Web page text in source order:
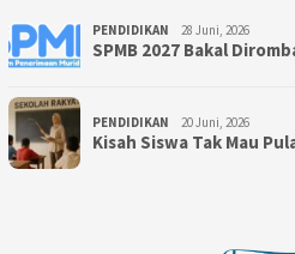
PENDIDIKAN 28 Juni, 2026
SPMB 2027 Bakal
PENDIDIKAN 20 Juni, 2026
Kisah Siswa Tak Mau